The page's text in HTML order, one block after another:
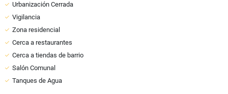
Urbanización Cerrada
Vigilancia
Zona residencial
Cerca a restaurantes
Cerca a tiendas de barrio
Salón Comunal
Tanques de Agua